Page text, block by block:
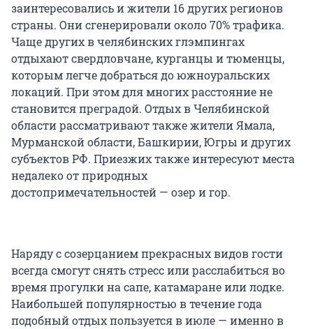
заинтересовались и жители 16 других регионов
страны. Они сгенерировали около 70% трафика.
Чаще других в челябинских глэмпингах
отдыхают свердловчане, курганцы и тюменцы,
которым легче добраться до южноуральских
локаций. При этом для многих расстояние не
становится преградой. Отдых в Челябинской
области рассматривают также жители Ямала,
Мурманской области, Башкирии, Югры и других
субъектов РФ. Приезжих также интересуют места
недалеко от природных
достопримечательностей — озер и гор.
Наряду с созерцанием прекрасных видов гости
всегда смогут снять стресс или расслабиться во
время прогулки на сапе, катамаране или лодке.
Наибольшей популярностью в течение года
подобный отдых пользуется в июле — именно в